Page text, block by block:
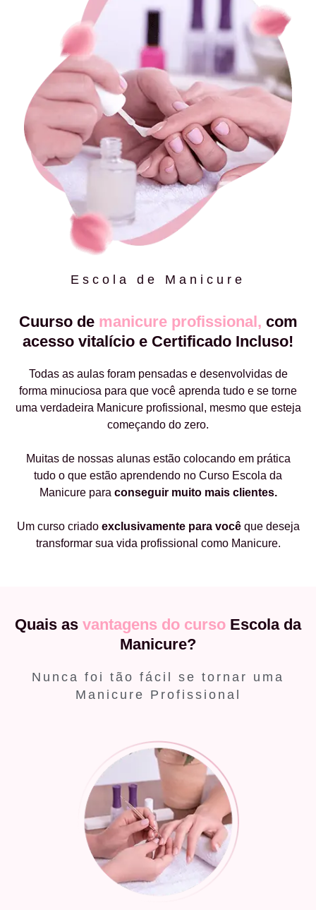
Escola de Manicure
Cuurso de manicure profissional, com
acesso vitalício e Certificado Incluso!
Todas as aulas foram pensadas e desenvolvidas de
forma minuciosa para que você aprenda tudo e se torne
uma verdadeira Manicure profissional, mesmo que esteja
começando do zero.
Muitas de nossas alunas estão colocando em prática
tudo o que estão aprendendo no Curso Escola da
Manicure para conseguir muito mais clientes.
Um curso criado exclusivamente para vocêque deseja
transformar sua vida profissional como Manicure.
Quais as vantagens do curso Escola da
Manicure?
Nunca foi tão fácil se tornar uma
Manicure Profissional